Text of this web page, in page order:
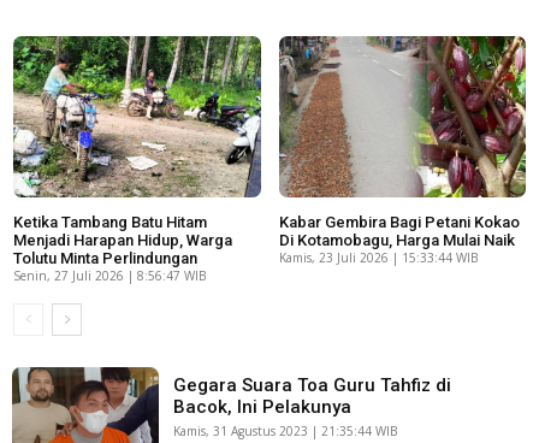
Ketika Tambang Batu Hitam
Menjadi Harapan Hidup, Warga
Tolutu Minta Perlindungan
Senin, 27 Juli 2026 | 8:56:47 WIB
Kabar Gembira Bagi Petani Kokao
Di Kotamobagu, Harga Mulai Naik
Kamis, 23 Juli 2026 | 15:33:44 WIB
Gegara Suara Toa Guru Tahfiz di
Bacok, Ini Pelakunya
Kamis, 31 Agustus 2023 | 21:35:44 WIB